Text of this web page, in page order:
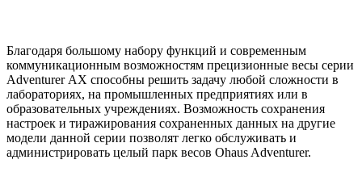
Благодаря большому набору функций и современным
коммуникационным возможностям прецизионные весы серии
Adventurer АХ способны решить задачу любой сложности в
лабораториях, на промышленных предприятиях или в
образовательных учреждениях. Возможность сохранения
настроек и тиражирования сохраненных данных на другие
модели данной серии позволят легко обслуживать и
администрировать целый парк весов Ohaus Adventurer.